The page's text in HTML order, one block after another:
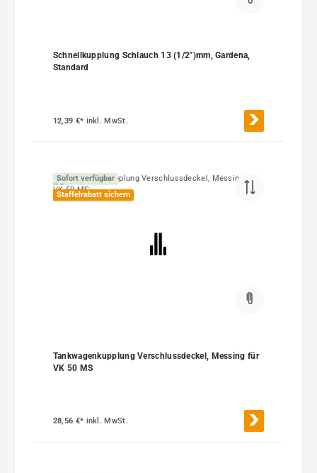
Schnellkupplung Schlauch 13 (1/2")mm, Gardena,
Standard
12,39 €* inkl. MwSt.
Sofort verfügbar
Staffelrabatt sichern
Tankwagenkupplung Verschlussdeckel, Messing für
VK 50 MS
28,56 €* inkl. MwSt.